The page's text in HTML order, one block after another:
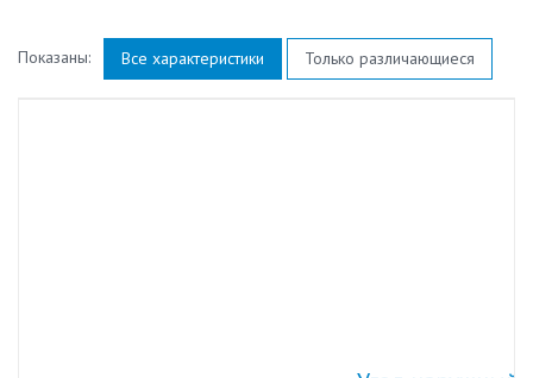
Показаны: Все характеристики Только различающиеся